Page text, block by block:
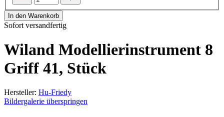
In den Warenkorb
Sofort versandfertig
Wiland Modellierinstrument 8
Griff 41, Stück
Hersteller: Hu-Friedy
Bildergalerie überspringen